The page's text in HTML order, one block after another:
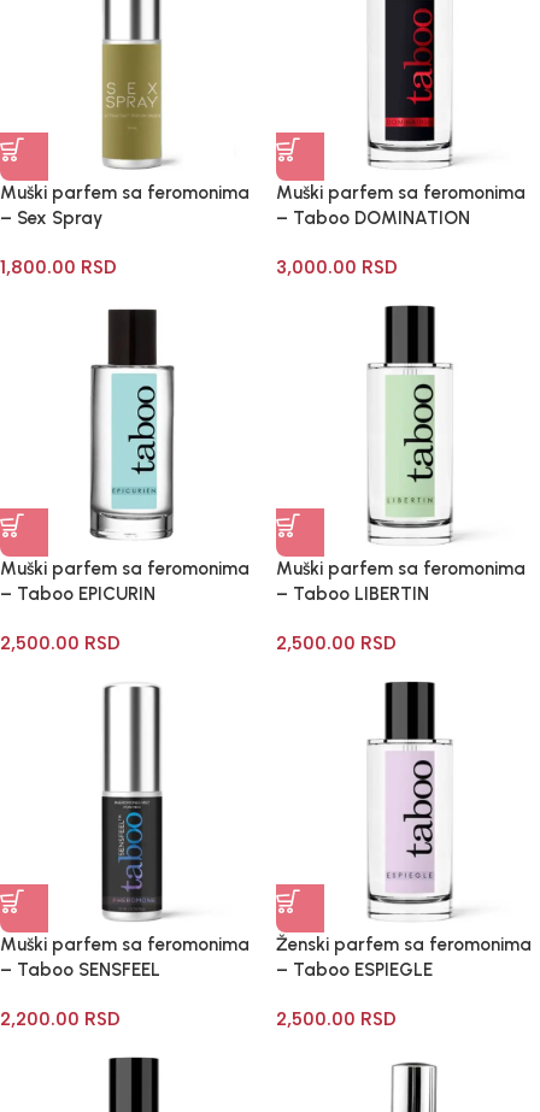
Muški parfem sa feromonima
– Sex Spray
1,800.00 RSD
Muški parfem sa feromonima
– Taboo DOMINATION
3,000.00 RSD
Muški parfem sa feromonima
– Taboo EPICURIN
2,500.00 RSD
Muški parfem sa feromonima
– Taboo LIBERTIN
2,500.00 RSD
Muški parfem sa feromonima
– Taboo SENSFEEL
2,200.00 RSD
Ženski parfem sa feromonima
– Taboo ESPIEGLE
2,500.00 RSD